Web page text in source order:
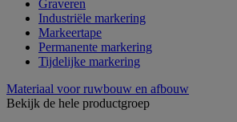
Graveren
Industriële markering
Markeertape
Permanente markering
Tijdelijke markering
Materiaal voor ruwbouw en afbouw
Bekijk de hele productgroep